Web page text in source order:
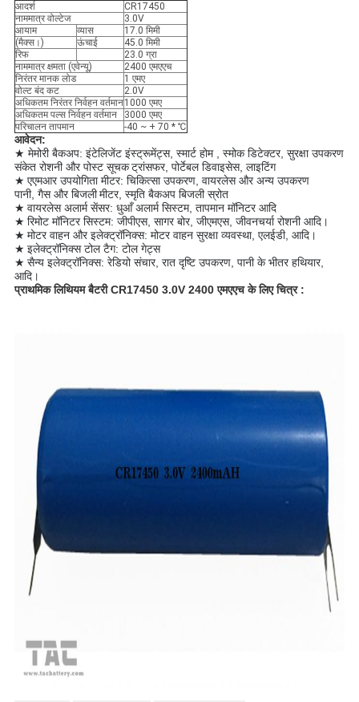
आदर्श
CR17450
नाममात्र वोल्टेज
3.0V
आयाम
व्यास
17.0 मिमी
(मैक्स।)
ऊंचाई
45.0 मिमी
रिफ
23.0 ग्रा
नाममात्र क्षमता (एवेन्यू)
2400 एमएएच
निरंतर मानक लोड
1 एमए
वोल्ट बंद कट
2.0V
अधिकतम निरंतर निर्वहन वर्तमान1000 एमए
अधिकतम पल्स निर्वहन वर्तमान
3000 एमए
परिचालन तापमान
-40 ~ + 70 * ℃
आवेदन:
★ मेमोरी बैकअप: इंटेलिजेंट इंस्ट्रूमेंट्स, स्मार्ट होम , स्मोक डिटेक्टर, सुरक्षा उपकरण
संकेत रोशनी और पोस्ट सूचकट्रांसफर, पोर्टेबल डिवाइसेस, लाइटिंग
★ एएमआर उपयोगिता मीटर: चिकित्सा उपकरण, वायरलेस और अन्य उपकरण
पानी, गैस और बिजलीमीटर, स्मृति बैकअप बिजली स्रोत
★ वायरलेस अलार्म सेंसर: धुआँ अलार्म सिस्टम, तापमान मॉनिटर आदि
★ रिमोट मॉनिटर सिस्टम: जीपीएस, सागर बोर, जीएमएस, जीवनचर्या रोशनी आदि।
★ मोटर वाहन और इलेक्ट्रॉनिक्स: मोटर वाहन सुरक्षा व्यवस्था, एलईडी, आदि।
★ इलेक्ट्रॉनिक्स टोल टैग: टोल गेट्स
★ सैन्य इलेक्ट्रॉनिक्स: रेडियो संचार, रात दृष्टि उपकरण, पानी के भीतर हथियार,
आदि।
प्राथमिक लिथियम बैटरी CR17450 3.0V 2400 एमएएच के लिए चित्र :